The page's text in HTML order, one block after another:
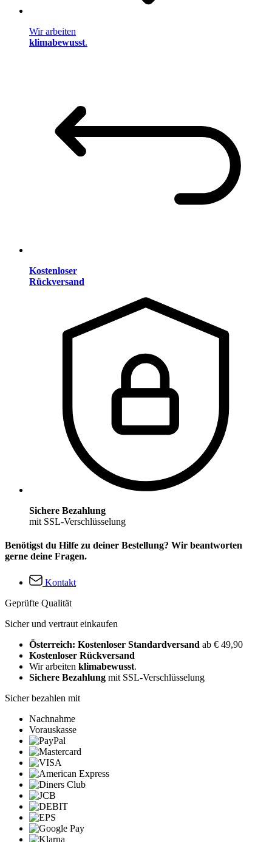
Wir arbeiten
klimabewusst.
Kostenloser
Rückversand
Sichere Bezahlung
mit SSL-Verschlüsselung
Benötigst du Hilfe zu deiner Bestellung? Wir beantworten
gerne deine Fragen.
Kontakt
Geprüfte Qualität
Sicher und vertraut einkaufen
Österreich: Kostenloser Standardversand ab € 49,90
Kostenloser Rückversand
Wir arbeiten klimabewusst.
Sichere Bezahlung mit SSL-Verschlüsselung
Sicher bezahlen mit
Nachnahme
Vorauskasse